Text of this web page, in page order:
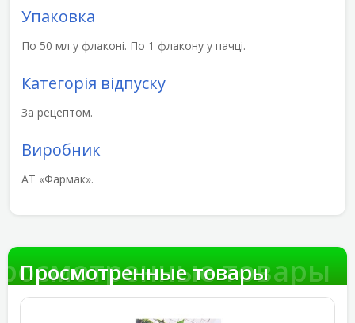
Упаковка
По 50 мл у флаконі. По 1 флакону у пачці.
Категорія відпуску
За рецептом.
Виробник
АТ «Фармак».
товары
Просмотренные товары